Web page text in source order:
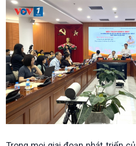
Theo